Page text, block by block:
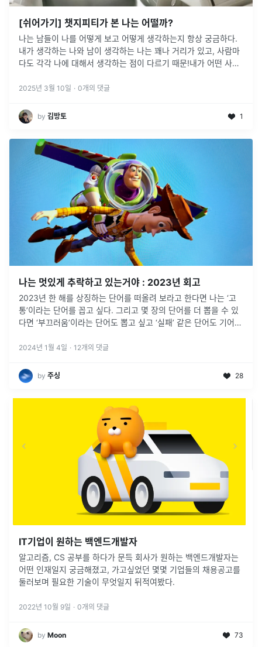
[쉬어가기] 챗지피티가 본 나는 어떨까?
나는 남들이 나를 어떻게 보고 어떻게 생각하는지 항상 궁금하다.
내가 생각하는 나와 남이 생각하는 나는 꽤나 거리가 있고, 사람마
다도 각각 나에 대해서 생각하는 점이 다르기 때문!내가 어떤 사람
와 가장 대화를...
2025년 3월 10일 · 0개의 댓글
by 김방토 1
나는 멋있게 추락하고 있는거야 : 2023년 회고
2023년 한 해를 상징하는 단어를 떠올려 보라고 한다면 나는 ‘고
통’이라는 단어를 꼽고 싶다. 그리고 몇 장의 단어를 더 뽑을 수 있
다면 ‘부끄러움’이라는 단어도 뽑고 싶고 ‘실패’ 같은 단어도 기어이
2024년 1월 4일 · 12개의 댓글
by 주싱 28
IT기업이 원하는 백엔드개발자
알고리즘, CS 공부를 하다가 문득 회사가 원하는 백엔드개발자는
어떤 인재일지 궁금해졌고, 가고싶었던 몇몇 기업들의 채용공고를
둘러보며 필요한 기술이 무엇일지 뒤적여봤다.
2022년 10월 9일 · 0개의 댓글
by Moon 73